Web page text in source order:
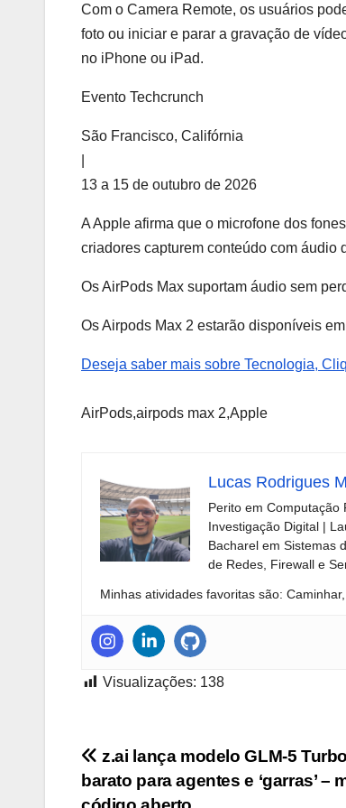
Com o Camera Remote, os usuários
foto ou iniciar e parar a gravação de
no iPhone ou iPad.
Evento Techcrunch
São Francisco, Califórnia
13 a 15 de outubro de 2026
A Apple afirma que o microfone dos
criadores capturem conteúdo com áudio
Os AirPods Max suportam áudio sem
Os Airpods Max 2 estarão disponíveis
Deseja saber mais sobre Tecnologia,
AirPods,airpods max 2,Apple
Lucas Rodrigues
Perito em Computação
Investigação Digital |
Bacharel em Sistemas
de Redes, Firewall e
Minhas atividades favoritas são:
Visualizações: 138
Navegação
de
z.ai lança modelo GLM-5
barato para agentes e ‘garras’ –